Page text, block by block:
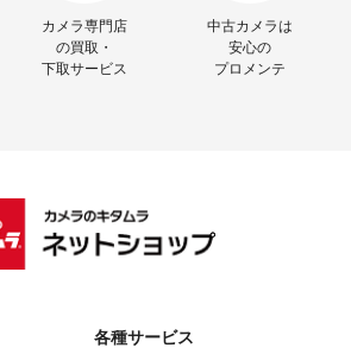
カメラ専門店
の買取・
下取サービス
中古カメラは
安心の
プロメンテ
各種サービス